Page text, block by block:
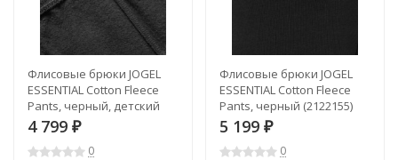
Флисовые брюки JOGEL
ESSENTIAL Cotton Fleece
Pants, черный, детский
(2122150)
4 799 ₽
0
Флисовые брюки JOGEL
ESSENTIAL Cotton Fleece
Pants, черный (2122155)
5 199 ₽
0